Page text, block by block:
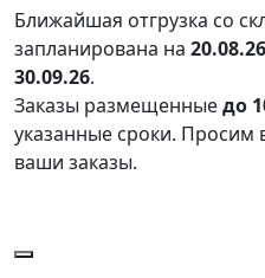
Ближайшая отгрузка со
запланирована на 20.08.26
30.09.26.
Заказы размещенныедо
указанные сроки. Просим
ваши заказы.